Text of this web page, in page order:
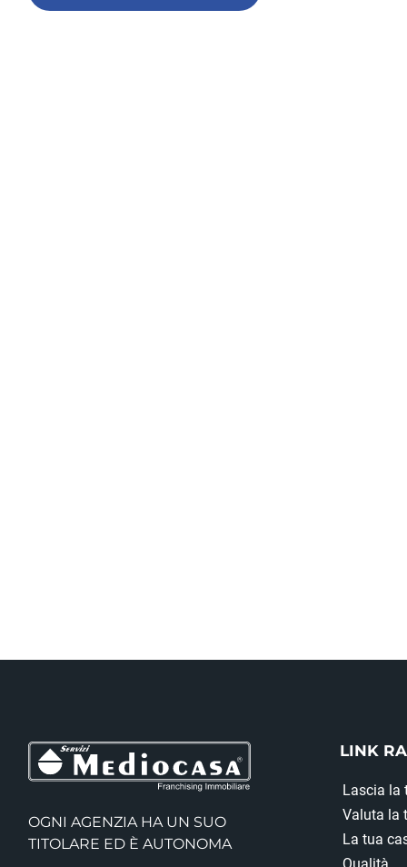
OGNI AGENZIA HA UN SUO
TITOLARE ED È AUTONOMA
LINK
Lascia la
Valuta la
La tua